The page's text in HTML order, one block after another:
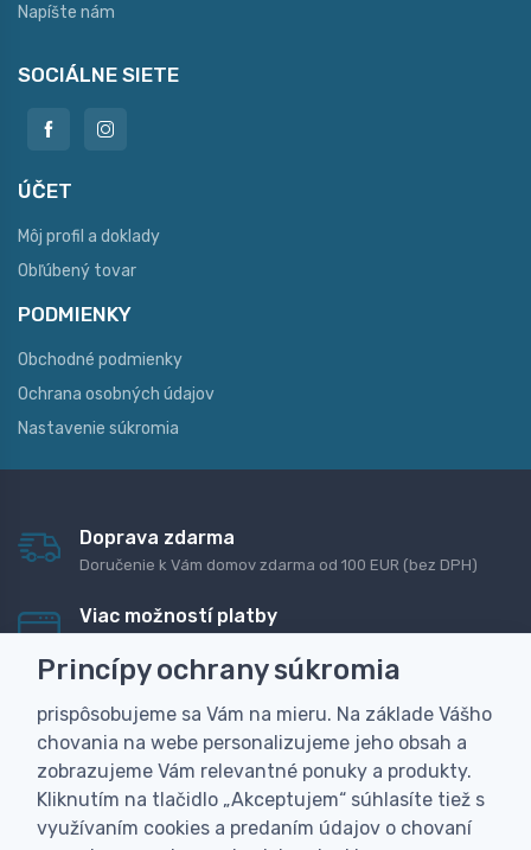
Napíšte nám
SOCIÁLNE SIETE
ÚČET
Môj profil a doklady
Obľúbený tovar
PODMIENKY
Obchodné podmienky
Ochrana osobných údajov
Nastavenie súkromia
Doprava zdarma
Doručenie k Vám domov zdarma od 100 EUR (bez DPH)
Viac možností platby
dobierku
Personalizácia
Vyrobíme Vám vlastný originálny darček
Skúsenosť
Široký sortiment, z ktorého Vám pomôžeme vybrať
Princípy ochrany súkromia
prispôsobujeme sa Vám na mieru. Na základe Vášho
chovania na webe personalizujeme jeho obsah a
zobrazujeme Vám relevantné ponuky a produkty.
Kliknutím na tlačidlo „Akceptujem“ súhlasíte tiež s
využívaním cookies a predaním údajov o chovaní